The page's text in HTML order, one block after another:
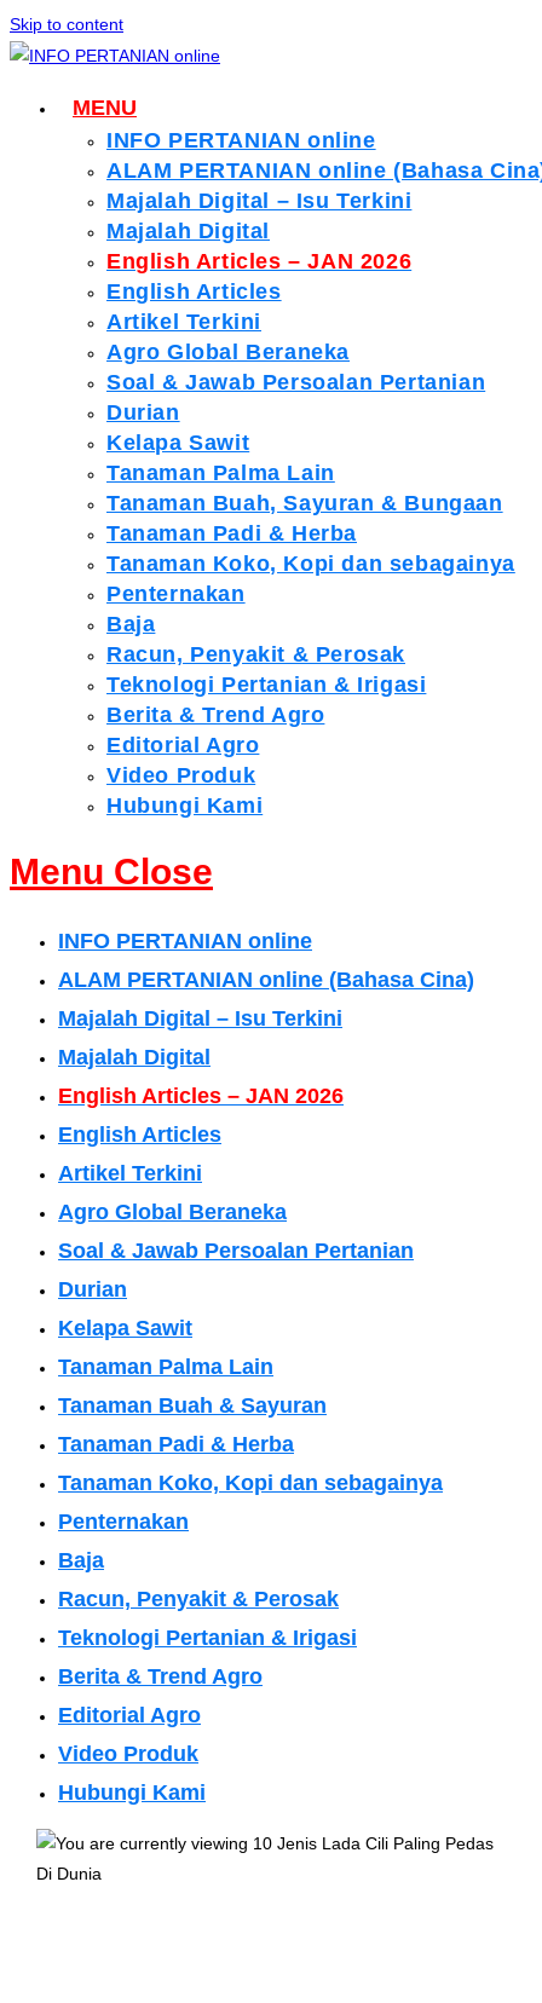
Skip to content
MENU
INFO PERTANIAN online
ALAM PERTANIAN online (Bahasa
Majalah Digital – Isu Terkini
Majalah Digital
English Articles – JAN 2026
English Articles
Artikel Terkini
Agro Global Beraneka
Soal & Jawab Persoalan Pertanian
Durian
Kelapa Sawit
Tanaman Palma Lain
Tanaman Buah, Sayuran & Bungaan
Tanaman Padi & Herba
Tanaman Koko, Kopi dan sebagainya
Penternakan
Baja
Racun, Penyakit & Perosak
Teknologi Pertanian & Irigasi
Berita & Trend Agro
Editorial Agro
Video Produk
Hubungi Kami
Menu Close
INFO PERTANIAN online
ALAM PERTANIAN online (Bahasa Cina)
Majalah Digital – Isu Terkini
Majalah Digital
English Articles – JAN 2026
English Articles
Artikel Terkini
Agro Global Beraneka
Soal & Jawab Persoalan Pertanian
Durian
Kelapa Sawit
Tanaman Palma Lain
Tanaman Buah & Sayuran
Tanaman Padi & Herba
Tanaman Koko, Kopi dan sebagainya
Penternakan
Baja
Racun, Penyakit & Perosak
Teknologi Pertanian & Irigasi
Berita & Trend Agro
Editorial Agro
Video Produk
Hubungi Kami